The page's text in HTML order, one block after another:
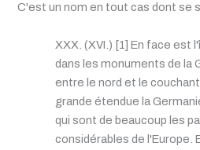
C'est un nom en tout cas dont se
XXX. (XVI.) [1] En face est
dans les monuments de la
entre le nord et le
grande étendue la
qui sont de beaucoup les
considérables de l'Europe.